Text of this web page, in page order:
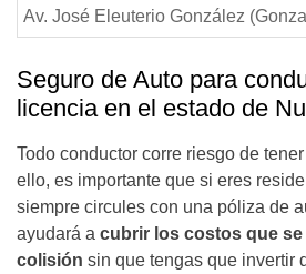
Av. José Eleuterio González
Seguro de Auto para
licencia en el estado de
Todo conductor corre riesgo de
ello, es importante que si eres
siempre circules con una póliza de
ayudará a cubrir los costos que
colisión sin que tengas que invertir